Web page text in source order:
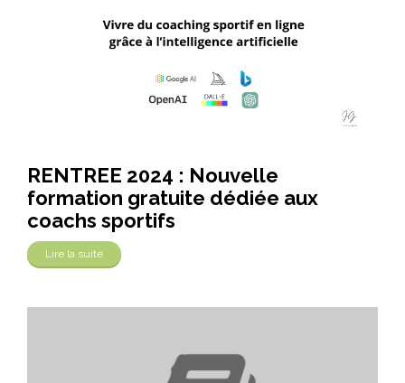
RENTREE 2024 : Nouvelle
formation gratuite dédiée aux
coachs sportifs
Lire la suite